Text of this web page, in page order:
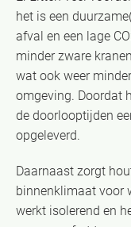
het is een
afval en een lage
minder zware
wat ook weer
omgeving. Doordat
de doorlooptijden
opgeleverd.
Daarnaast zorgt
binnenklimaat voor
werkt isolerend en